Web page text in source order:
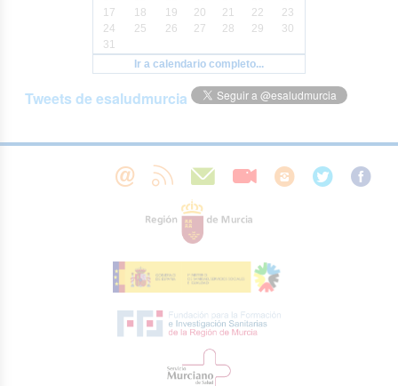
17
18 19 20 21 22
23
24
25 26 27 28 29
30
31
Ir a calendario completo...
Tweets de esaludmurcia